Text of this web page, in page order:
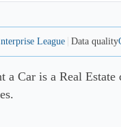
League Data quality
a Car is a Real